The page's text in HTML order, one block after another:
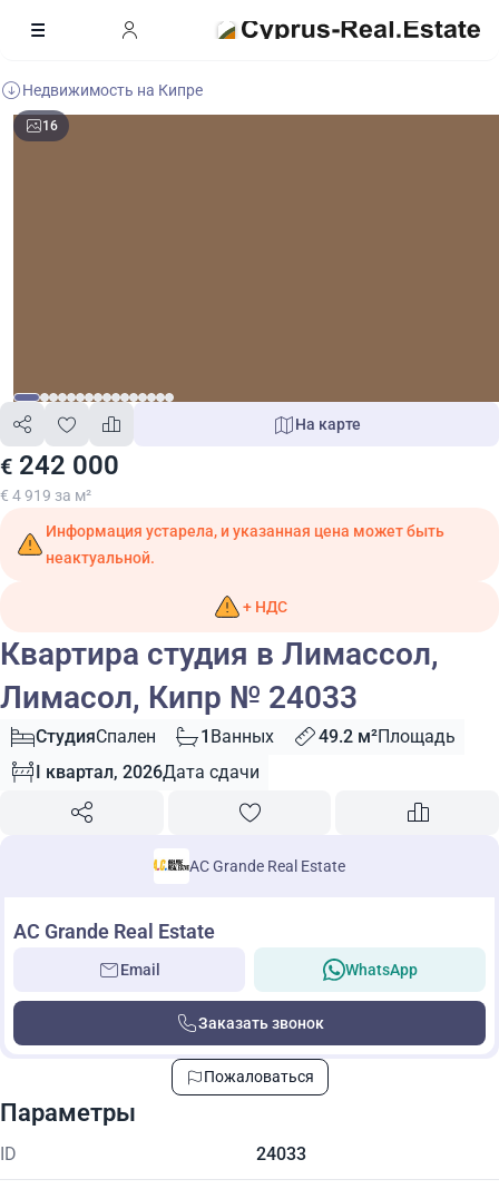
Недвижимость на Кипре
16
€ 242 000
€ 4 919 за м²
На карте
Информация устарела, и указанная цена может быть
неактуальной.
+ НДС
Квартира студия в Лимассол,
Лимасол, Кипр № 24033
СтудияСпален 1 Ванных 49.2 м²Площадь
I квартал, 2026Дата сдачи
AC Grande Real Estate
AC Grande Real Estate
Email WhatsApp
Заказать звонок
Пожаловаться
Параметры
ID 24033